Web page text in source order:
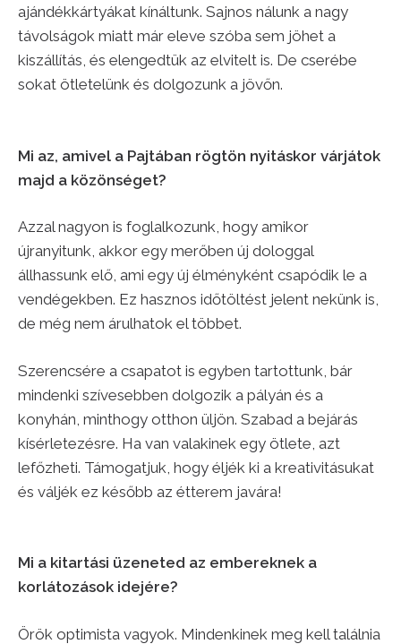
ajándékkártyákat kínáltunk. Sajnos nálunk a nagy
távolságok miatt már eleve szóba sem jöhet a
kiszállítás, és elengedtük az elvitelt is. De cserébe
sokat ötletelünk és dolgozunk a jövőn.
Mi az, amivel a Pajtában rögtön nyitáskor várjátok
majd a közönséget?
Azzal nagyon is foglalkozunk, hogy amikor
újranyitunk, akkor egy merőben új dologgal
állhassunk elő, ami egy új élményként csapódik le a
vendégekben. Ez hasznos időtöltést jelent nekünk is,
de még nem árulhatok el többet.
Szerencsére a csapatot is egyben tartottunk, bár
mindenki szívesebben dolgozik a pályán és a
konyhán, minthogy otthon üljön. Szabad a bejárás
kísérletezésre. Ha van valakinek egy ötlete, azt
lefőzheti. Támogatjuk, hogy éljék ki a kreativitásukat
és váljék ez később az étterem javára!
Mi a kitartási üzeneted az embereknek a
korlátozások idejére?
Örök optimista vagyok. Mindenkinek meg kell találnia